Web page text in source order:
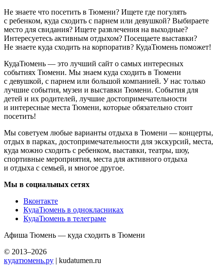
Не знаете что посетить в Тюмени? Ищете где погулять
с ребенком, куда сходить с парнем или девушкой? Выбираете
место для свидания? Ищете развлечения на выходные?
Интересуетесь активным отдыхом? Посещаете выставки?
Не знаете куда сходить на корпоратив? КудаТюмень поможет!
КудаТюмень — это лучший сайт о самых интересных
событиях Тюмени. Мы знаем куда сходить в Тюмени
с девушкой, с парнем или большой компанией. У нас только
лучшие события, музеи и выставки Тюмени. События для
детей и их родителей, лучшие достопримечательности
и интересные места Тюмени, которые обязательно стоит
посетить!
Мы советуем любые варианты отдыха в Тюмени — концерты,
отдых в парках, достопримечательности для экскурсий, места,
куда можно сходить с ребенком, выставки, театры, шоу,
спортивные мероприятия, места для активного отдыха
и отдыха с семьей, и многое другое.
Мы в социальных сетях
Вконтакте
КудаТюмень в однокласниках
КудаТюмень в телеграме
Афиша Тюмень — куда сходить в Тюмени
© 2013–2026
кудатюмень.ру | kudatumen.ru